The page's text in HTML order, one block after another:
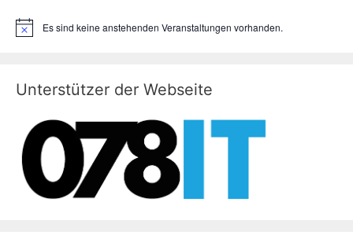
H
e
i
Es sind keine anstehenden Veranstaltungen vorhanden.
Unterstützer der Webseite